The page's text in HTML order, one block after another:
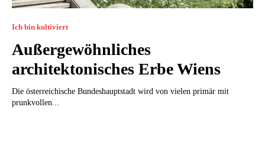
Ich bin kultiviert
Außergewöhnliches
architektonisches Erbe Wiens
Die österreichische Bundeshauptstadt wird von vielen primär mit
prunkvollen...